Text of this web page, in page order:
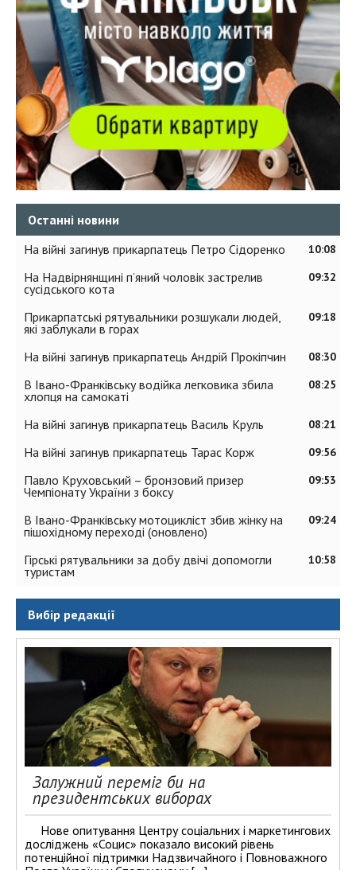
Останні новини
10:08
На війні загинув прикарпатець Петро Сідоренко
09:32
На Надвірнянщині п’яний чоловік застрелив
сусідського кота
09:18
Прикарпатські рятувальники розшукали людей,
які заблукали в горах
08:30
На війні загинув прикарпатець Андрій Прокіпчин
08:25
В Івано-Франківську водійка легковика збила
хлопця на самокаті
08:21
На війні загинув прикарпатець Василь Круль
09:56
На війні загинув прикарпатець Тарас Корж
09:53
Павло Круховський – бронзовий призер
Чемпіонату України з боксу
09:24
В Івано-Франківську мотоцикліст збив жінку на
пішохідному переході (оновлено)
10:58
Гірські рятувальники за добу двічі допомогли
туристам
Вибір редакції
Залужний переміг би на
президентських виборах
Нове опитування Центру соціальних і маркетингових
досліджень «Социс» показало високий рівень
потенційної підтримки Надзвичайного і Повноважного